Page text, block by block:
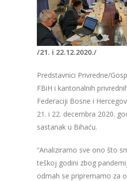
/21. i 22.12.2020./
Predstavnici Privredne/
FBiH i kantonalnih
Federaciji Bosne i
21. i 22. decembra 2020.
sastanak u Bihaću.
“Analiziramo sve ono što
teškoj godini zbog
odmah se pripremamo za